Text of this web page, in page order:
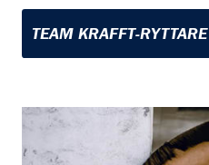
TEAM KRAFFT-RYTTARE